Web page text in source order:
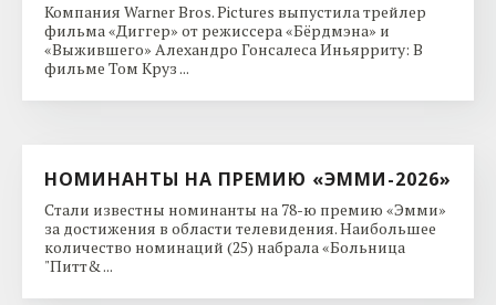
Компания Warner Bros. Pictures выпустила трейлер
фильма «Диггер» от режиссера «Бёрдмэна» и
«Выжившего» Алехандро Гонсалеса Иньярриту: В
фильме Том Круз ...
НОМИНАНТЫ НА ПРЕМИЮ «ЭММИ-2026»
Стали известны номинанты на 78-ю премию «Эмми»
за достижения в области телевидения. Наибольшее
количество номинаций (25) набрала «Больница
"Питт& ...